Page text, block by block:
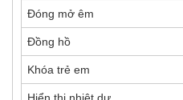
Đóng mở êm
Đồng hồ
Khóa trẻ em